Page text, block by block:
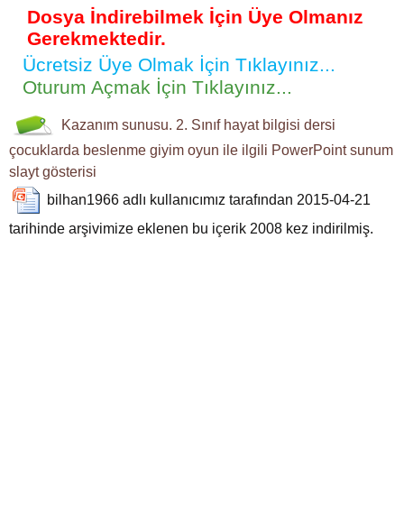
Dosya İndirebilmek İçin Üye Olmanız
Gerekmektedir.
Ücretsiz Üye Olmak İçin Tıklayınız...
Oturum Açmak İçin Tıklayınız...
Kazanım sunusu. 2. Sınıf hayat bilgisi dersi
çocuklarda beslenme giyim oyun ile ilgili PowerPoint sunum
slayt gösterisi
bilhan1966 adlı kullanıcımız tarafından 2015-04-21
tarihinde arşivimize eklenen bu içerik 2008 kez indirilmiş.